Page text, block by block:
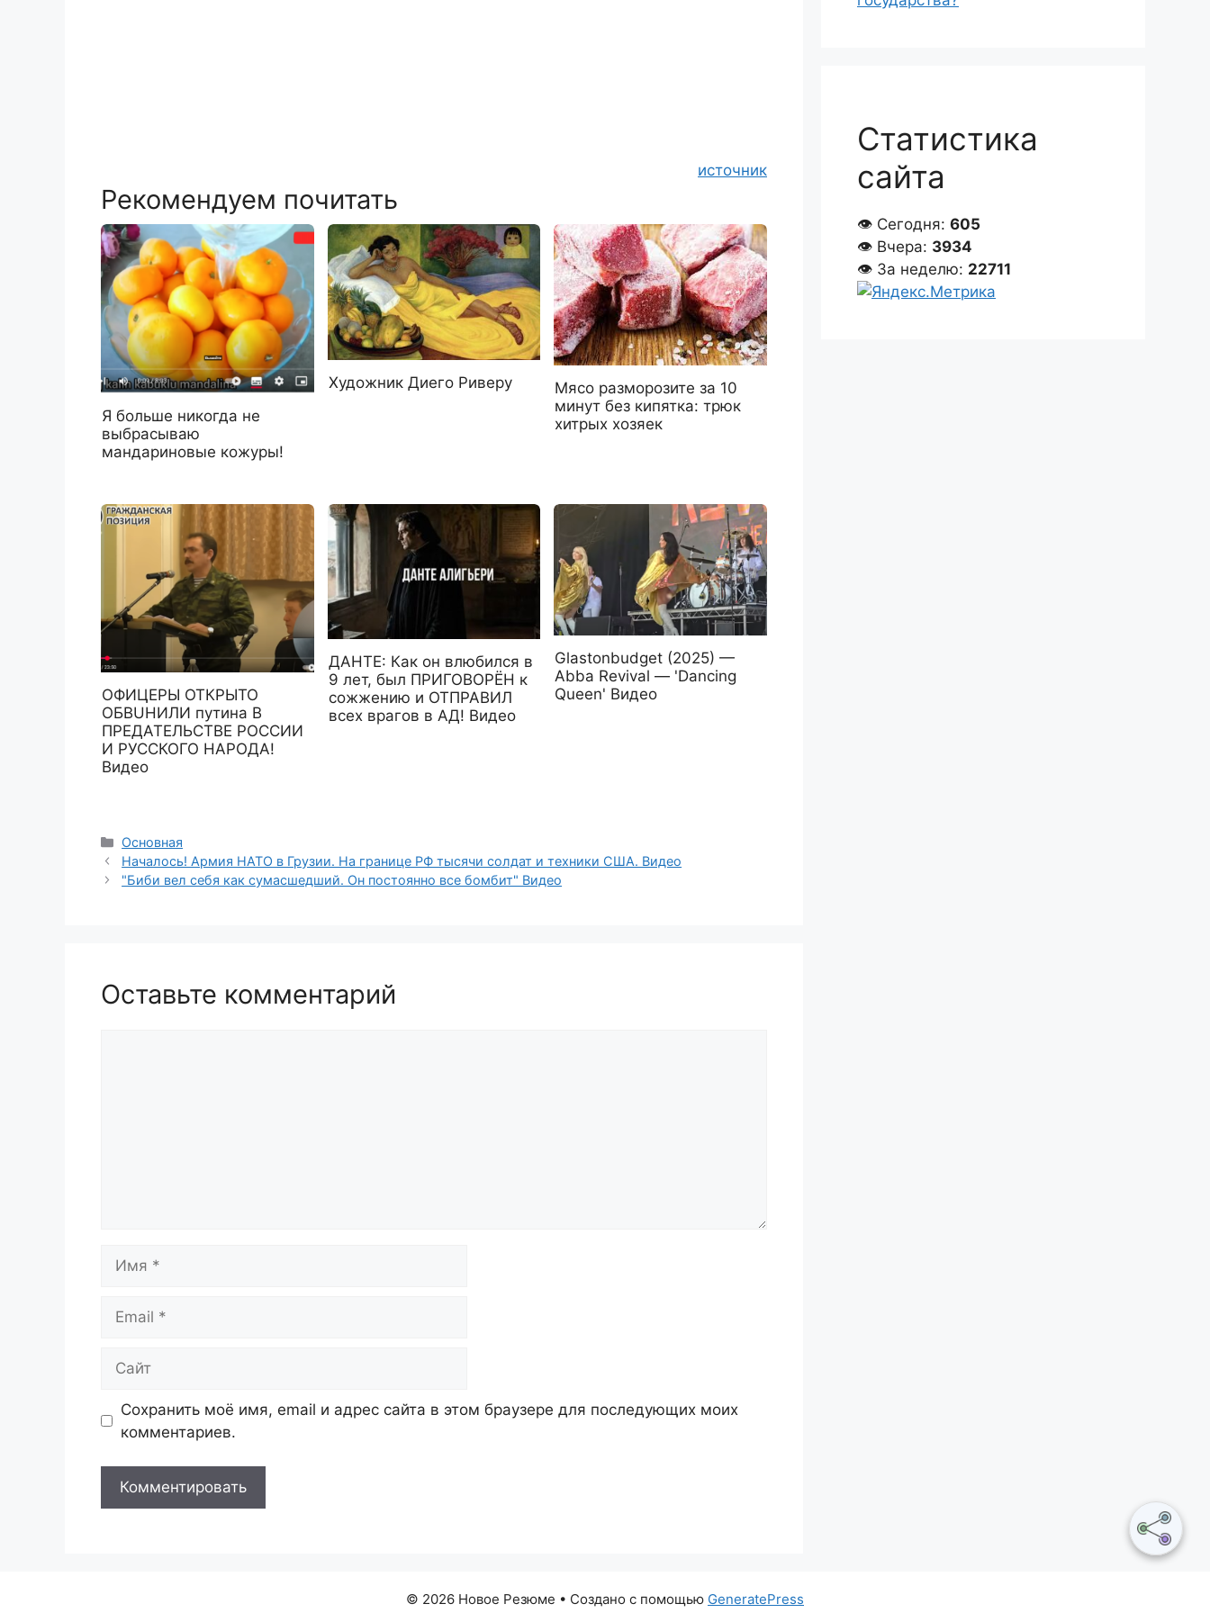
источник
Рекомендуем почитать
Я больше никогда не
выбрасываю
мандариновые кожуры!
Художник Диего Риверу
Мясо разморозите за 10
минут без кипятка: трюк
хитрых хозяек
ОФИЦЕРЫ ОТКРЫТО
ОБВUНИЛИ путина В
ПРЕДАТЕЛЬСТВЕ РОССИИ
И РУССКОГО НАРОДА!
Видео
ДАНТЕ: Как он влюбился в
9 лет, был ПРИГОВОРЁН к
сожжению и ОТПРАВИЛ
всех врагов в АД! Видео
Glastonbudget (2025) —
Abba Revival — 'Dancing
Queen' Видео
Рубрики
Основная
Началось! Армия НАТО в Грузии. На границе РФ тысячи солдат и техники США. Видео
"Биби вел себя как сумасшедший. Он постоянно все бомбит" Видео
Оставьте комментарий
Сохранить моё имя, email и адрес сайта в этом браузере для последующих моих
комментариев.
Статистика
сайта
👁 Сегодня: 605
👁 Вчера: 3934
👁 За неделю: 22711
© 2026 Новое Резюме • Создано с помощью GeneratePress